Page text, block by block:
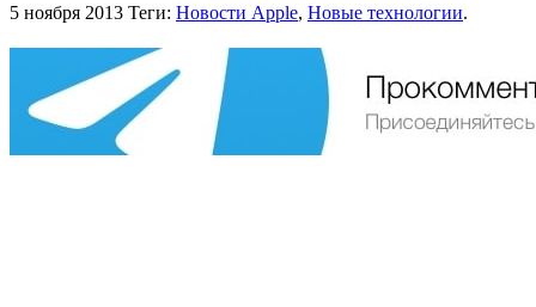
5 ноября 2013 Теги: Новости Apple, Новые технологии.